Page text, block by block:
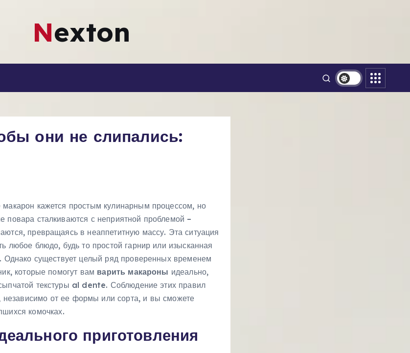
Nexton
они не слипались:
макарон кажется простым кулинарным процессом, но
повара сталкиваются с неприятной проблемой –
превращаясь в неаппетитную массу. Эта ситуация
любое блюдо, будь то простой гарнир или изысканная
Однако существует целый ряд проверенных временем
которые помогут вам варить макароны идеально,
текстуры al dente. Соблюдение этих правил
независимо от ее формы или сорта, и вы сможете
комочках.
приготовления